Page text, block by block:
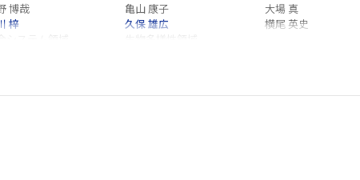
博哉 亀山 康子
大場 真
梓
システム領域
久保 雄広
生物多様性領域
横尾 英史
システム領域
福島地域協働研究拠点